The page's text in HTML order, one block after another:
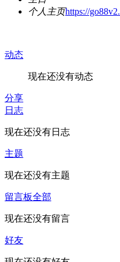
个人主页https://
动态
现在还没有动态
分享
日志
现在还没有日志
主题
现在还没有主题
留言板全部
现在还没有留言
好友